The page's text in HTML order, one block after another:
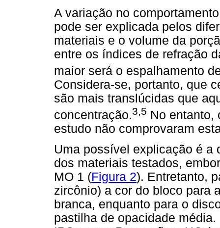
A variação no
pode ser explicada pelos
materiais e o volume da
entre os índices de refração
maior será o espalhamento
Considera-se, portanto, que
são mais translúcidas que
concentração.3,5 No entanto,
estudo não comprovaram
Uma possível explicação é a
dos materiais testados,
MO 1 (Figura 2). Entretanto,
zircônio) a cor do bloco para
branca, enquanto para o
pastilha de opacidade